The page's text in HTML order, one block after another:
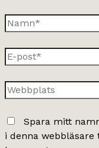
Namn*
E-
post*
Webbplats
Spara mitt
i denna webbläsare